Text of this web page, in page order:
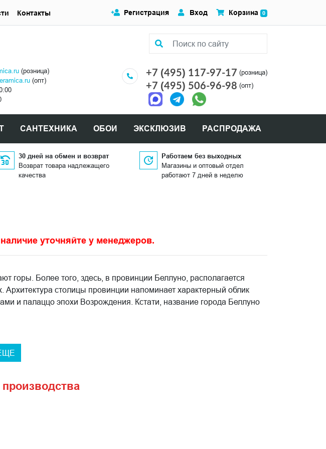
(розница)
(опт)
+7 (495) 117-97-17 (розница)
+7 (495) 506-96-98 (опт)
Регистрация Вход Корзина 0
Контакты
САНТЕХНИКА ОБОИ ЭКСКЛЮЗИВ РАСПРОДАЖА
30 дней на обмен и возврат
Возврат товара надлежащего
качества
Работаем без выходных
Магазины и оптовый отдел
работают 7 дней в неделю
уточняйте у менеджеров.
горы. Более того, здесь, в провинции Беллуно, располагается
столицы провинции напоминает характерный облик
и палаццо эпохи Возрождения. Кстати, название города Беллуно